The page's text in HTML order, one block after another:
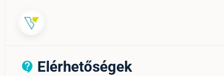
contact_support_outline
Elérhetőségek